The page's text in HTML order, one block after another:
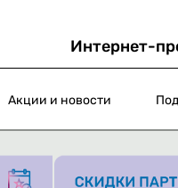
Интернет-
Акции и новости